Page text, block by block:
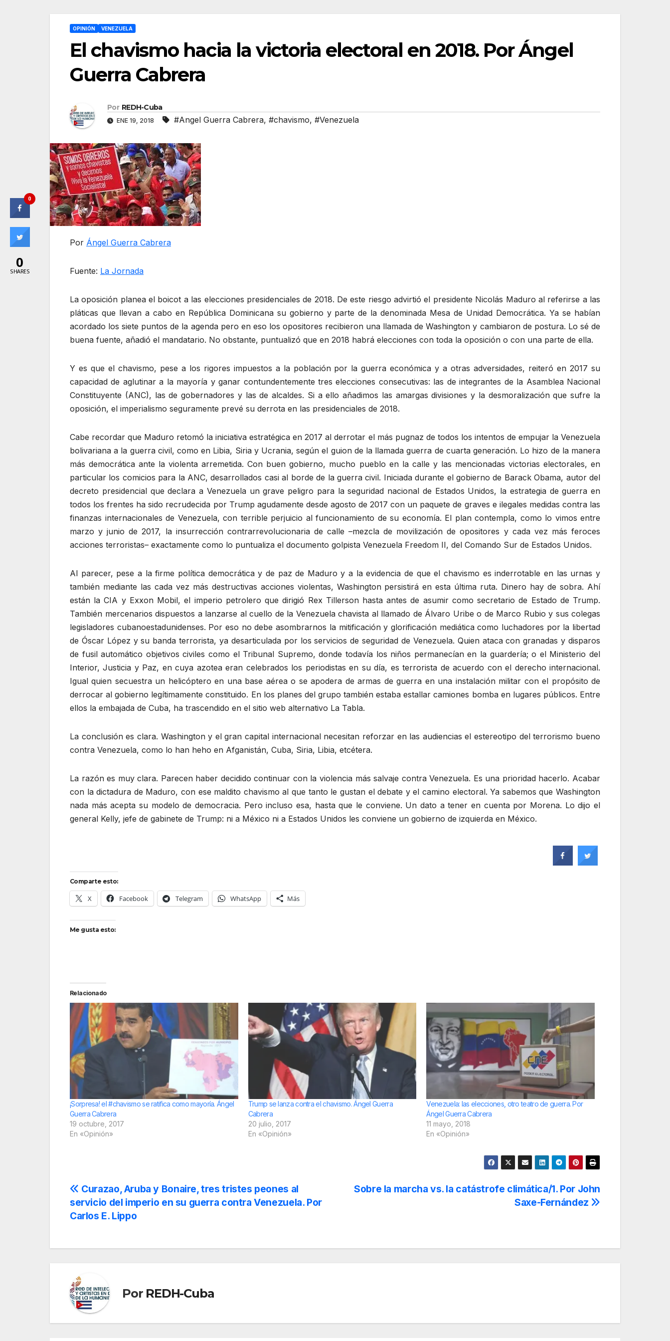
OPINIÓN VENEZUELA
El chavismo hacia la victoria electoral en 2018. Por Ángel
Guerra Cabrera
Por REDH-Cuba
ENE 19, 2018 #Angel Guerra Cabrera, #chavismo, #Venezuela
Por Ángel Guerra Cabrera
Fuente: La Jornada
La oposición planea el boicot a las elecciones presidenciales de 2018. De este riesgo advirtió el presidente Nicolás Maduro al referirse a las
pláticas que llevan a cabo en República Dominicana su gobierno y parte de la denominada Mesa de Unidad Democrática. Ya se habían
acordado los siete puntos de la agenda pero en eso los opositores recibieron una llamada de Washington y cambiaron de postura. Lo sé de
buena fuente, añadió el mandatario. No obstante, puntualizó que en 2018 habrá elecciones con toda la oposición o con una parte de ella.
Y es que el chavismo, pese a los rigores impuestos a la población por la guerra económica y a otras adversidades, reiteró en 2017 su
capacidad de aglutinar a la mayoría y ganar contundentemente tres elecciones consecutivas: las de integrantes de la Asamblea Nacional
Constituyente (ANC), las de gobernadores y las de alcaldes. Si a ello añadimos las amargas divisiones y la desmoralización que sufre la
oposición, el imperialismo seguramente prevé su derrota en las presidenciales de 2018.
Cabe recordar que Maduro retomó la iniciativa estratégica en 2017 al derrotar el más pugnaz de todos los intentos de empujar la Venezuela
bolivariana a la guerra civil, como en Libia, Siria y Ucrania, según el guion de la llamada guerra de cuarta generación. Lo hizo de la manera
más democrática ante la violenta arremetida. Con buen gobierno, mucho pueblo en la calle y las mencionadas victorias electorales, en
particular los comicios para la ANC, desarrollados casi al borde de la guerra civil. Iniciada durante el gobierno de Barack Obama, autor del
decreto presidencial que declara a Venezuela un grave peligro para la seguridad nacional de Estados Unidos, la estrategia de guerra en
todos los frentes ha sido recrudecida por Trump agudamente desde agosto de 2017 con un paquete de graves e ilegales medidas contra las
finanzas internacionales de Venezuela, con terrible perjuicio al funcionamiento de su economía. El plan contempla, como lo vimos entre
marzo y junio de 2017, la insurrección contrarrevolucionaria de calle –mezcla de movilización de opositores y cada vez más feroces
acciones terroristas– exactamente como lo puntualiza el documento golpista Venezuela Freedom II, del Comando Sur de Estados Unidos.
Al parecer, pese a la firme política democrática y de paz de Maduro y a la evidencia de que el chavismo es inderrotable en las urnas y
también mediante las cada vez más destructivas acciones violentas, Washington persistirá en esta última ruta. Dinero hay de sobra. Ahí
están la CIA y Exxon Mobil, el imperio petrolero que dirigió Rex Tillerson hasta antes de asumir como secretario de Estado de Trump.
También mercenarios dispuestos a lanzarse al cuello de la Venezuela chavista al llamado de Álvaro Uribe o de Marco Rubio y sus colegas
legisladores cubanoestadunidenses. Por eso no debe asombrarnos la mitificación y glorificación mediática como luchadores por la libertad
de Óscar López y su banda terrorista, ya desarticulada por los servicios de seguridad de Venezuela. Quien ataca con granadas y disparos
de fusil automático objetivos civiles como el Tribunal Supremo, donde todavía los niños permanecían en la guardería; o el Ministerio del
Interior, Justicia y Paz, en cuya azotea eran celebrados los periodistas en su día, es terrorista de acuerdo con el derecho internacional.
Igual quien secuestra un helicóptero en una base aérea o se apodera de armas de guerra en una instalación militar con el propósito de
derrocar al gobierno legítimamente constituido. En los planes del grupo también estaba estallar camiones bomba en lugares públicos. Entre
ellos la embajada de Cuba, ha trascendido en el sitio web alternativo La Tabla.
La conclusión es clara. Washington y el gran capital internacional necesitan reforzar en las audiencias el estereotipo del terrorismo bueno
contra Venezuela, como lo han heho en Afganistán, Cuba, Siria, Libia, etcétera.
La razón es muy clara. Parecen haber decidido continuar con la violencia más salvaje contra Venezuela. Es una prioridad hacerlo. Acabar
con la dictadura de Maduro, con ese maldito chavismo al que tanto le gustan el debate y el camino electoral. Ya sabemos que Washington
nada más acepta su modelo de democracia. Pero incluso esa, hasta que le conviene. Un dato a tener en cuenta por Morena. Lo dijo el
general Kelly, jefe de gabinete de Trump: ni a México ni a Estados Unidos les conviene un gobierno de izquierda en México.
Comparte esto:
X Facebook Telegram WhatsApp Más
Me gusta esto:
Relacionado
¡Sorpresa! el #chavismo se ratifica como mayoría. Ángel
Guerra Cabrera
19 octubre, 2017
En «Opinión»
Trump se lanza contra el chavismo. Ángel Guerra
Cabrera
20 julio, 2017
En «Opinión»
Venezuela: las elecciones, otro teatro de guerra. Por
Ángel Guerra Cabrera
11 mayo, 2018
En «Opinión»
Navegación
de
Sobre la marcha vs. la catástrofe climática/1. Por John
Saxe-Fernández
Curazao, Aruba y Bonaire, tres tristes peones al
servicio del imperio en su guerra contra Venezuela. Por
Carlos E. Lippo
Por REDH-Cuba
0
0
SHARES